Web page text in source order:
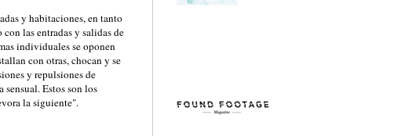
y habitaciones, en tanto
las entradas y salidas de
individuales se oponen
con otras, chocan y se
y repulsiones de
Estos son los
la siguiente".